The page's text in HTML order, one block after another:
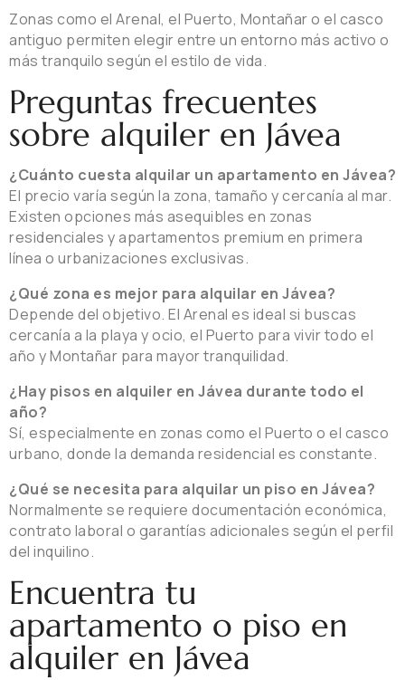
Zonas como el Arenal, el Puerto, Montañar o el casco
antiguo permiten elegir entre un entorno más activo o
más tranquilo según el estilo de vida.
Preguntas frecuentes
sobre alquiler en Jávea
¿Cuánto cuesta alquilar un apartamento en Jávea?
El precio varía según la zona, tamaño y cercanía al mar.
Existen opciones más asequibles en zonas
residenciales y apartamentos premium en primera
línea o urbanizaciones exclusivas.
¿Qué zona es mejor para alquilar en Jávea?
Depende del objetivo. El Arenal es ideal si buscas
cercanía a la playa y ocio, el Puerto para vivir todo el
año y Montañar para mayor tranquilidad.
¿Hay pisos en alquiler en Jávea durante todo el
año?
Sí, especialmente en zonas como el Puerto o el casco
urbano, donde la demanda residencial es constante.
¿Qué se necesita para alquilar un piso en Jávea?
Normalmente se requiere documentación económica,
contrato laboral o garantías adicionales según el perfil
del inquilino.
Encuentra tu
apartamento o piso en
alquiler en Jávea